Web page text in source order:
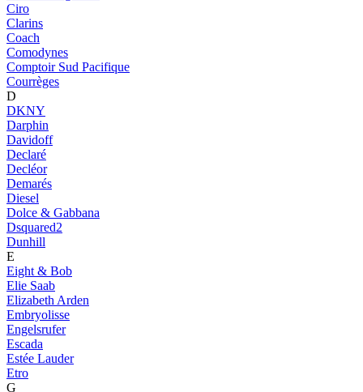
Ciro
Clarins
Coach
Comodynes
Comptoir Sud Pacifique
Courrèges
D
DKNY
Darphin
Davidoff
Declaré
Decléor
Demarés
Diesel
Dolce & Gabbana
Dsquared2
Dunhill
E
Eight & Bob
Elie Saab
Elizabeth Arden
Embryolisse
Engelsrufer
Escada
Estée Lauder
Etro
G